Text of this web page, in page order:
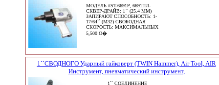
МОДЕЛЬ #ST-6691P, 6691ПЛ-
СКВЕР-ДРАЙВ: 1`` (25.4 ММ)
ЗАПИРАЮТ СПОСОБНОСТЬ: 1-
17/64`` (M32) СВОБОДНАЯ
СКОРОСТЬ: МАКСИМАЛЬНЫХ
5,500 О�
1``СВОДНОГО Ударный гайковерт (TWIN Hammer), Air Tool, AIR
Инструмент, пневматический инструмент,
1`` СОЕДИНЕНИЕ